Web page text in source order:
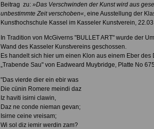
Beitrag zu: »Das Verschwinden der Kunst wird aus
unbestimmte Zeit verschoben« , eine Ausstellung der
Kunsthochschule Kassel im Kasseler Kunstverein,
In Tradition von McGiverns "BULLET ART" wurde der
Wand des Kasseler Kunstvereins geschossen.
Es handelt sich hier um einen Klon aus einem Eber
„Trabende Sau" von Eadweard Muybridge, Platte No
"Das vierde dier ein ebir was
Die cünin Romere meindi daz
Iz haviti isirni clawin,
Daz ne conde nieman gevan;
Isirne ceine vreisam;
Wi sol diz iemir werdin zam?